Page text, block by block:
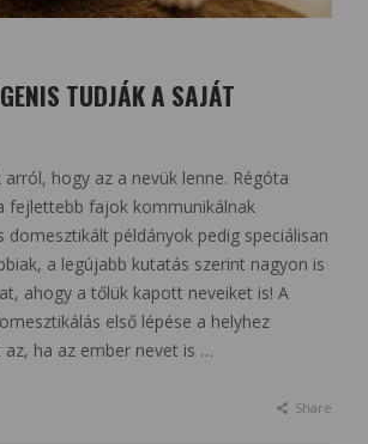
TUDJÁK A SAJÁT
hogy az a nevük lenne. Régóta
fejlettebb fajok kommunikálnak
domesztikált példányok pedig speciálisan
a legújabb kutatás szerint nagyon is
ahogy a tőlük kapott neveiket is! A
első lépése a helyhez
ha az ember nevet is …
Share